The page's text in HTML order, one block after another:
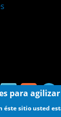
para
éste sitio usted